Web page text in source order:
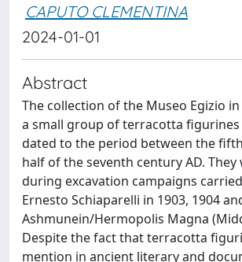
CAPUTO CLEMENTINA
2024-01-01
Abstract
The collection of the Museo Egizio
a small group of terracotta
dated to the period between the
half of the seventh century AD.
during excavation campaigns
Ernesto Schiaparelli in 1903, 1904
Ashmunein/Hermopolis Magna
Despite the fact that terracotta
mention in ancient literary and